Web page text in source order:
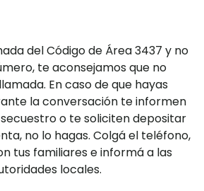
del Código de Área 3437 y no
te aconsejamos que no
En caso de que hayas
la conversación te informen
o te soliciten depositar
no lo hagas. Colgá el teléfono,
tus familiares e informá a las
locales.